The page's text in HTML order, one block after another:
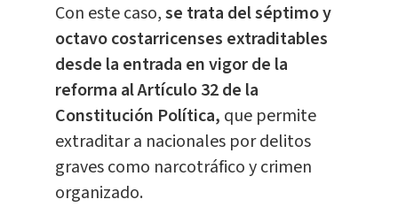
Con este caso,se trata del séptimo y
octavo costarricenses extraditables
desde la entrada en vigor de la
reforma al Artículo 32 de la
Constitución Política, que permite
extraditar a nacionales por delitos
graves como narcotráfico y crimen
organizado.